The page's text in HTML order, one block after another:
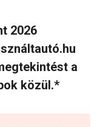
2026
a
közül.*